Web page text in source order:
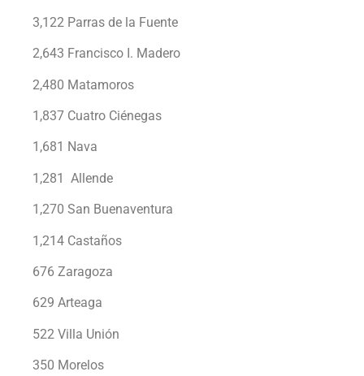
3,122 Parras de la Fuente
2,643 Francisco I. Madero
2,480 Matamoros
1,837 Cuatro Ciénegas
1,681 Nava
1,281 Allende
1,270 San Buenaventura
1,214 Castaños
676 Zaragoza
629 Arteaga
522 Villa Unión
350 Morelos